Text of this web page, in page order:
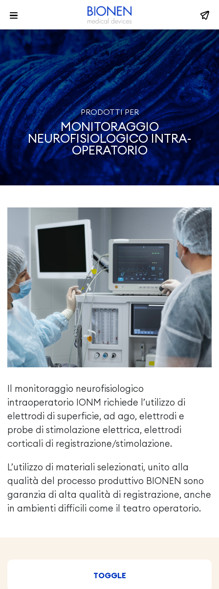
PRODOTTI PER
MONITORAGGIO
NEUROFISIOLOGICO INTRA-
OPERATORIO
Il monitoraggio neurofisiologico
intraoperatorio IONM richiede l’utilizzo di
elettrodi di superficie, ad ago, elettrodi e
probe di stimolazione elettrica, elettrodi
corticali di registrazione/stimolazione.
L’utilizzo di materiali selezionati, unito alla
qualità del processo produttivo BIONEN sono
garanzia di alta qualità di registrazione, anche
in ambienti difficili come il teatro operatorio.
TOGGLE